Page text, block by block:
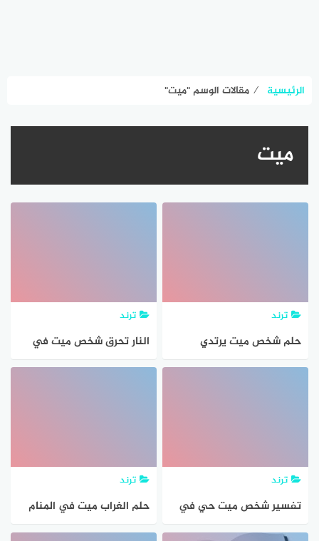
الرئيسية ⁄ مقالات الوسم "ميت"
ميت
ترند
حلم شخص ميت يرتدي
ملابس سوداء في المنام
ترند
النار تحرق شخص ميت في
المنام بالتفصيل
ترند
تفسير شخص ميت حي في
المنام بالتفصيل
ترند
حلم الغراب ميت في المنام
بالتفصيل